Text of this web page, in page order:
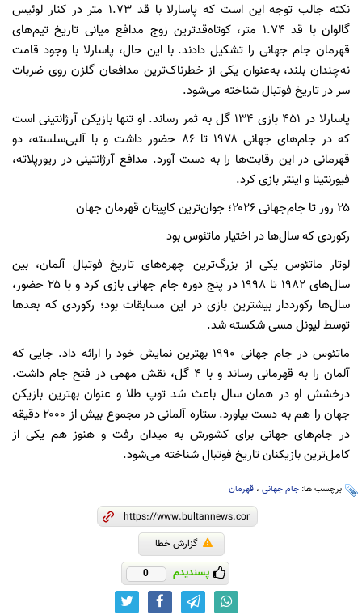
نکته جالب توجه این است که پاسارلا با قد ۱.۷۳ متر در کنار لوئیس
گالوان با قد ۱.۷۴ متر، کوتاه‌قدترین زوج مدافع میانی تاریخ تیم‌های
قهرمان جام جهانی را تشکیل دادند. با این حال، پاسارلا با وجود قامت
نه‌چندان بلند، به‌عنوان یکی از خطرناک‌ترین مدافعان گلزن روی ضربات
سر در تاریخ فوتبال شناخته می‌شود.
پاسارلا در ۴۵۱ بازی ۱۳۴ گل به ثمر رساند. او تنها بازیکن آرژانتینی است
که در جام‌های جهانی ۱۹۷۸ تا ۸۶ حضور داشت و با آلبی‌سلسته، دو
قهرمانی در این رقابت‌ها را به دست آورد. مدافع آرژانتینی در ریورپلاته،
فیورنتینا و اینتر بازی کرد.
۲۵ روز تا جام‌جهانی ۲۰۲۶؛ جوان‌ترین کاپیتان قهرمان جهان
رکوردی که سال‌ها در اختیار ماتئوس بود
لوتار ماتئوس یکی از بزرگ‌ترین چهره‌های تاریخ فوتبال آلمان، بین
سال‌های ۱۹۸۲ تا ۱۹۹۸ در پنج دوره جام جهانی بازی کرد و با ۲۵ حضور،
سال‌ها رکورددار بیشترین بازی در این مسابقات بود؛ رکوردی که بعدها
توسط لیونل مسی شکسته شد.
ماتئوس در جام جهانی ۱۹۹۰ بهترین نمایش خود را ارائه داد. جایی که
آلمان را به قهرمانی رساند و با ۴ گل، نقش مهمی در فتح جام داشت.
درخشش او در همان سال باعث شد توپ طلا و عنوان بهترین بازیکن
جهان را هم به دست بیاورد. ستاره آلمانی در مجموع بیش از ۲۰۰۰ دقیقه
در جام‌های جهانی برای کشورش به میدان رفت و هنوز هم یکی از
کامل‌ترین بازیکنان تاریخ فوتبال شناخته می‌شود.
برچسب ها: جام جهانی ، قهرمان
گزارش خطا
پسندیدم 0